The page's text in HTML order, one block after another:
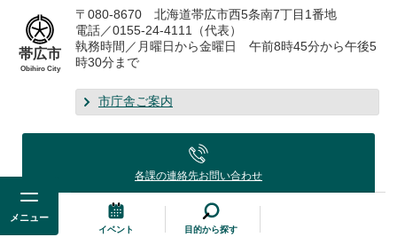
メニュー
イベント 目的から探す
帯広市
Obihiro City
〒080-8670 北海道帯広市西5条南7丁目1番地
電話／0155-24-4111（代表）
執務時間／月曜日から金曜日 午前8時45分から午後5
時30分まで
市庁舎ご案内
各課の連絡先お問い合わせ